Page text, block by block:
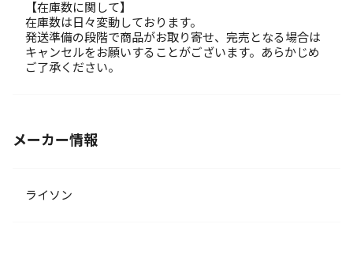
【在庫数に関して】
在庫数は日々変動しております。
発送準備の段階で商品がお取り寄せ、完売となる場合は
キャンセルをお願いすることがございます。あらかじめ
ご了承ください。
メーカー情報
ライソン